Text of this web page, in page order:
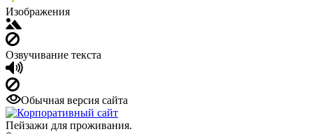
Изображения
Озвучивание текста
Обычная версия сайта
Пейзажи для проживания.